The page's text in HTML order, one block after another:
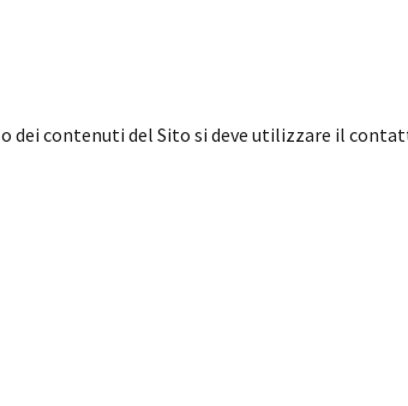
dei contenuti del Sito si deve utilizzare il